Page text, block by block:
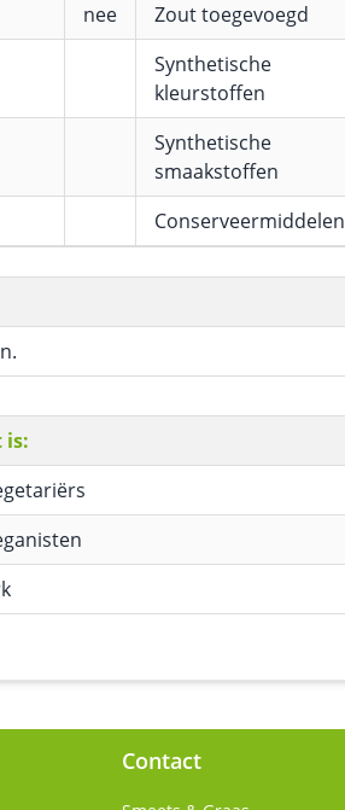
nee Zout toegevoegd
Synthetische
kleurstoffen
Synthetische
smaakstoffen
Conserveermiddelen
is:
Contact